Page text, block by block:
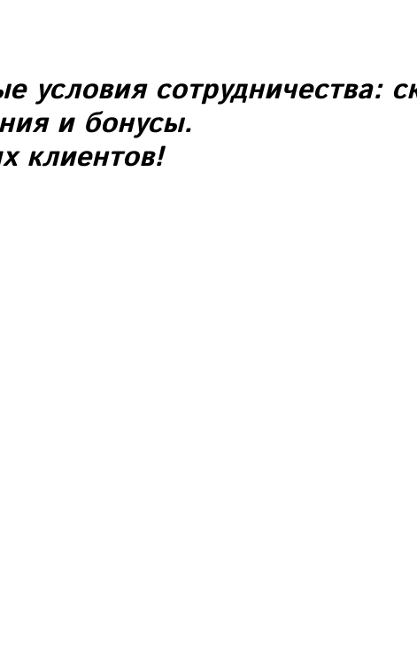
условиясотрудничества:
и бонусы.
клиентов!